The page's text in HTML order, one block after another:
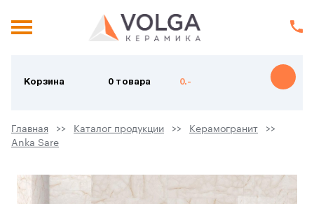
Корзина 0 товара 0.-
Главная Каталог продукции
Керамогранит
Anka Sare